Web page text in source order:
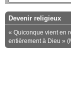
Devenir religieux
« Quiconque vient en
entièrement à Dieu »